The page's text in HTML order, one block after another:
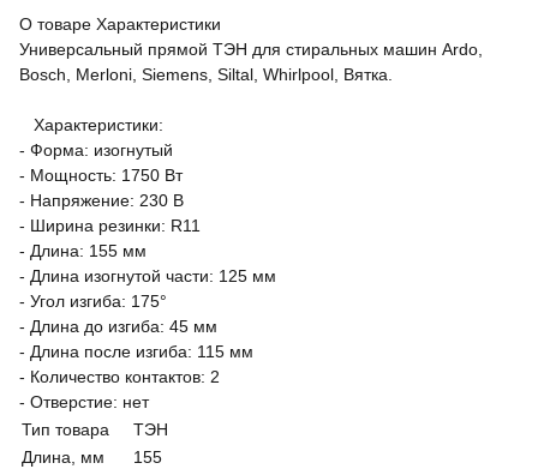
О товаре Характеристики
Универсальный прямой ТЭН для стиральных машин Ardo,
Bosch, Merloni, Siemens, Siltal, Whirlpool, Вятка.
Характеристики:
- Форма: изогнутый
- Мощность: 1750 Вт
- Напряжение: 230 В
- Ширина резинки: R11
- Длина: 155 мм
- Длина изогнутой части: 125 мм
- Угол изгиба: 175°
- Длина до изгиба: 45 мм
- Длина после изгиба: 115 мм
- Количество контактов: 2
- Отверстие: нет
Тип товара
ТЭН
Длина, мм
155